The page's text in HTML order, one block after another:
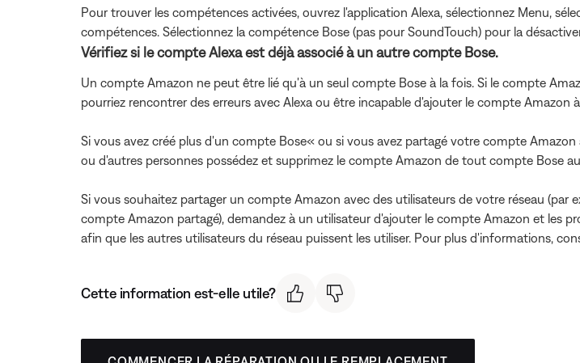
Pour trouver les compétences activées, ouvrez l'application Alexa, sélectionnez Menu,
compétences. Sélectionnez la compétence Bose (pas pour SoundTouch) pour la
Vérifiez si le compte Alexa est déjà associé à un autre compte Bose.
Un compte Amazon ne peut être lié qu'à un seul compte Bose à la fois. Si le compte
pourriez rencontrer des erreurs avec Alexa ou être incapable d'ajouter le compte Amazon
Si vous avez créé plus d'un compte Bose« ou si vous avez partagé votre compte
ou d'autres personnes possédez et supprimez le compte Amazon de tout compte Bose
Si vous souhaitez partager un compte Amazon avec des utilisateurs de votre réseau
compte Amazon partagé), demandez à un utilisateur d'ajouter le compte Amazon et les
afin que les autres utilisateurs du réseau puissent les utiliser. Pour plus d'informations,
Cette information est-elle utile?